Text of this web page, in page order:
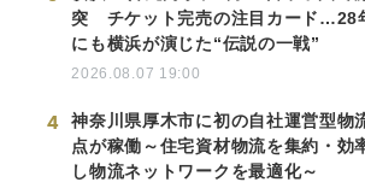
突 チケット完売の注目カード…28
にも横浜が演じた“伝説の一戦”
2026.08.07 19:00
4
神奈川県厚木市に初の自社運営型物
点が稼働～住宅資材物流を集約・効
し物流ネットワークを最適化～